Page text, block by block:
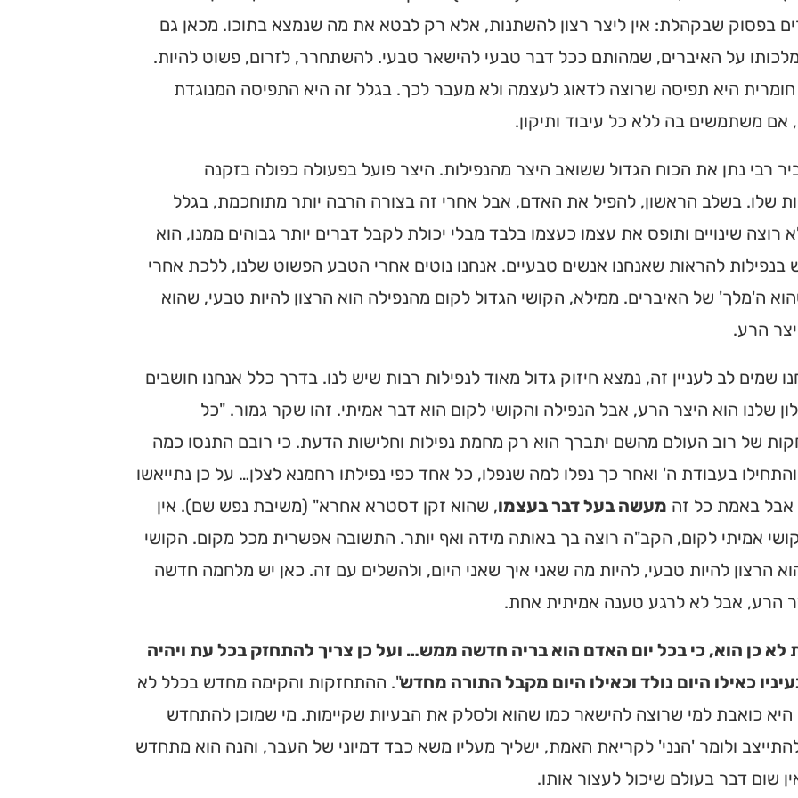
בפסוק שבקהלת: אין ליצר רצון להשתנות, אלא רק לבטא את מה שנמצא בתוכו. מכאן גם
על האיברים, שמהותם ככל דבר טבעי להישאר טבעי. להשתחרר, לזרום, פשוט להיות.
היא תפיסה שרוצה לדאוג לעצמה ולא מעבר לכך. בגלל זה היא התפיסה המנוגדת
משתמשים בה ללא כל עיבוד ותיקון.
רבי נתן את הכוח הגדול ששואב היצר מהנפילות. היצר פועל בפעולה כפולה בזקנה
שלו. בשלב הראשון, להפיל את האדם, אבל אחרי זה בצורה הרבה יותר מתוחכמת, בגלל
רוצה שינויים ותופס את עצמו כעצמו בלבד מבלי יכולת לקבל דברים יותר גבוהים ממנו, הוא
להראות שאנחנו אנשים טבעיים. אנחנו נוטים אחרי הטבע הפשוט שלנו, ללכת אחרי
ה'מלך' של האיברים. ממילא, הקושי הגדול לקום מהנפילה הוא הרצון להיות טבעי, שהוא
הרע.
שמים לב לעניין זה, נמצא חיזוק גדול מאוד לנפילות רבות שיש לנו. בדרך כלל אנחנו חושבים
שלנו הוא היצר הרע, אבל הנפילה והקושי לקום הוא דבר אמיתי. זהו שקר גמור. "כל
של רוב העולם מהשם יתברך הוא רק מחמת נפילות וחלישות הדעת. כי רובם התנסו כמה
בעבודת ה' ואחר כך נפלו למה שנפלו, כל אחד כפי נפילתו רחמנא לצלן… על כן נתייאשו
אבל באמת כל זה מעשה בעל דבר בעצמו, שהוא זקן דסטרא אחרא" (משיבת נפש שם). אין
אמיתי לקום, הקב"ה רוצה בך באותה מידה ואף יותר. התשובה אפשרית מכל מקום. הקושי
הרצון להיות טבעי, להיות מה שאני איך שאני היום, ולהשלים עם זה. כאן יש מלחמה חדשה
הרע, אבל לא לרגע טענה אמיתית אחת.
לא כן הוא, כי בכל יום האדם הוא בריה חדשה ממש… ועל כן צריך להתחזק בכל עת ויהיה
כאילו היום נולד וכאילו היום מקבל התורה מחדש". ההתחזקות והקימה מחדש בכלל לא
היא כואבת למי שרוצה להישאר כמו שהוא ולסלק את הבעיות שקיימות. מי שמוכן להתחדש
ולומר 'הנני' לקריאת האמת, ישליך מעליו משא כבד דמיוני של העבר, והנה הוא מתחדש
שום דבר בעולם שיכול לעצור אותו.
בית כנסת או
מצאו זמני תפילות, שיעורי
הגעה בלחיצת כפתור.